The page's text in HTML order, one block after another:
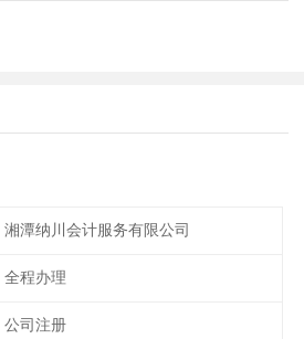
湘潭纳川会计服务有限公司
全程办理
公司注册